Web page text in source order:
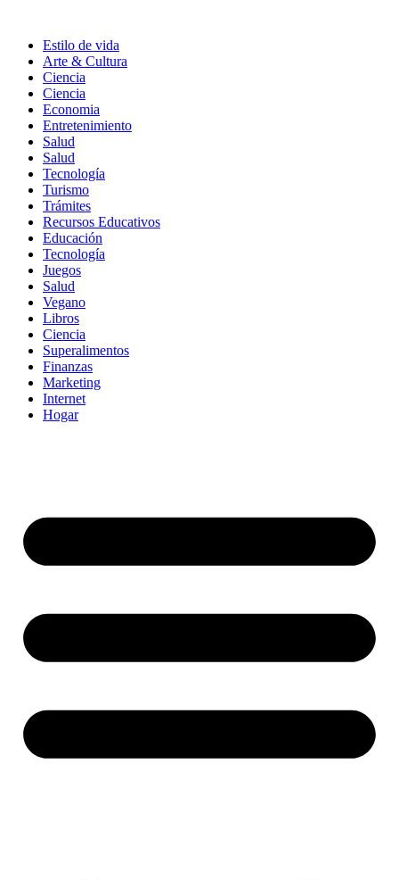
Estilo de vida
Arte & Cultura
Ciencia
Ciencia
Economia
Entretenimiento
Salud
Salud
Tecnología
Turismo
Trámites
Recursos Educativos
Educación
Tecnología
Juegos
Salud
Vegano
Libros
Ciencia
Superalimentos
Finanzas
Marketing
Internet
Hogar